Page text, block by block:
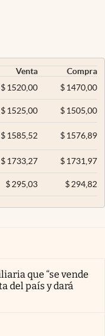
Venta
Compra
$ 1520,00 $1470,00
$ 1525,00 $1505,00
$ 1585,52 $1576,89
$ 1733,27 $1731,97
$ 295,03 $294,82
que “se vende
del país y dará